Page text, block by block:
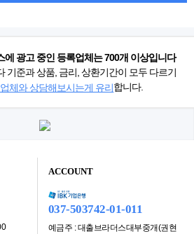
에 광고 중인 등록업체는 700개 이상입니다
기준과 상품, 금리, 상환기간이 모두 다르기
체와 상담해보시는게 유리합니다.
ACCOUNT
037-503742-01-011
예금주 : 대출브라더스대부중개(권현